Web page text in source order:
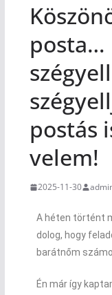
posta…
postás
velem!
2025-11-30
A héten történt
dolog, hogy
barátnőm
Én már így